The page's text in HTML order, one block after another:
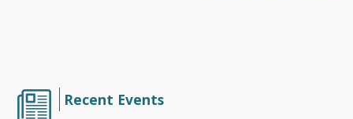
Recent Events